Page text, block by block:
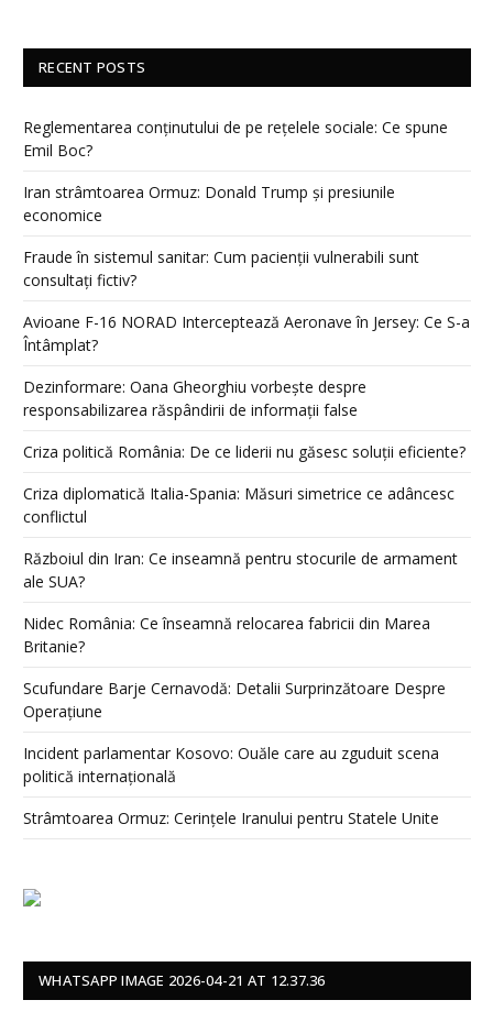
RECENT POSTS
Reglementarea conținutului de pe rețelele sociale: Ce spune
Emil Boc?
Iran strâmtoarea Ormuz: Donald Trump și presiunile
economice
Fraude în sistemul sanitar: Cum pacienții vulnerabili sunt
consultați fictiv?
Avioane F-16 NORAD Interceptează Aeronave în Jersey: Ce S-a
Întâmplat?
Dezinformare: Oana Gheorghiu vorbește despre
responsabilizarea răspândirii de informații false
Criza politică România: De ce liderii nu găsesc soluții eficiente?
Criza diplomatică Italia-Spania: Măsuri simetrice ce adâncesc
conflictul
Războiul din Iran: Ce inseamnă pentru stocurile de armament
ale SUA?
Nidec România: Ce înseamnă relocarea fabricii din Marea
Britanie?
Scufundare Barje Cernavodă: Detalii Surprinzătoare Despre
Operațiune
Incident parlamentar Kosovo: Ouăle care au zguduit scena
politică internațională
Strâmtoarea Ormuz: Cerințele Iranului pentru Statele Unite
WHATSAPP IMAGE 2026-04-21 AT 12.37.36